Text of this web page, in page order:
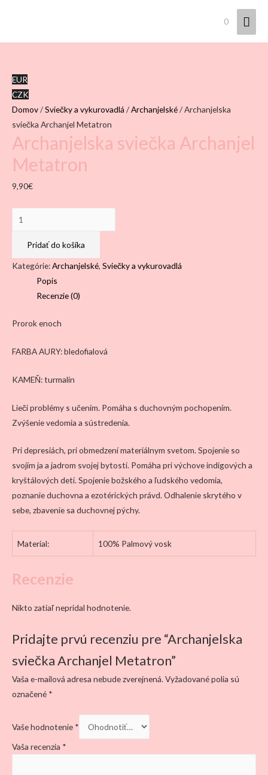
0
EUR
CZK
Domov/Sviečky a vykurovadlá /Archanjelské/ Archanjelska
sviečka Archanjel Metatron
Archanjelska sviečka Archanjel
Metatron
9,90€
množstvo
Archanjelska
sviečka
Archanjel
Pridať do košíka
Kategórie:Archanjelské, Sviečky a vykurovadlá
Popis
Recenzie (0)
Prorokenoch
FARBA AURY: bledofialová
KAMEŇ:turmalín
Lieči problémy s učením. Pomáha s duchovným pochopením.
Zvýšenievedomia a sústredenia.
Pri depresiách, pri obmedzení materiálnym svetom. Spojenie so
svojím ja a jadrom svojej bytosti. Pomáha pri výchove indigových a
kryštálových detí.Spojenie božského a ľudského vedomia,
poznanie duchovna a ezotérických právd. Odhalenie skrytého v
sebe, zbavenie sa duchovnej pýchy.
Material: 100% Palmový vosk
Recenzie
Nikto zatiaľ nepridal hodnotenie.
Pridajte prvú recenziu pre “Archanjelska
sviečka Archanjel Metatron”
Vaša e-mailová adresa nebude zverejnená. Vyžadované polia sú
označené *
Vaše hodnotenie *
Vaša recenzia *